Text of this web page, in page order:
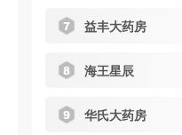
益丰大药房
海王星辰
华氏大药房